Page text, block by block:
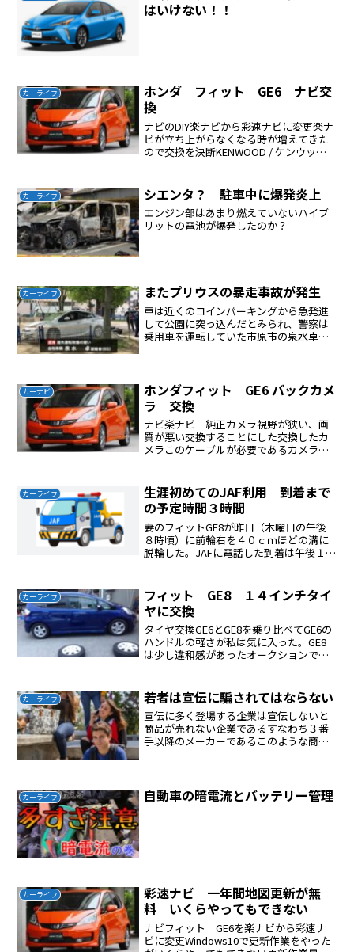
はいけない！！
カーライフ
ホンダ フィット GE6 ナビ交
換
ナビのDIY楽ナビから彩速ナビに変更楽ナ
ビが立ち上がらなくなる時が増えてきた
ので交換を決断KENWOOD / ケンウッド
リモコンの配線純正ステアリングリモコ...
カーライフ シエンタ？ 駐車中に爆発炎上
エンジン部はあまり燃えていないハイブ
リットの電池が爆発したのか？
カーライフ またプリウスの暴走事故が発生
車は近くのコインパーキングから急発進
して公園に突っ込んだとみられ、警察は
乗用車を運転していた市原市の泉水卓容
お金を支払うために車の...
カーナビ
ホンダフィット GE6 バックカメ
ラ 交換
ナビ楽ナビ 純正カメラ視野が狭い、画
質が悪い交換することにした交換したカ
メラこのケーブルが必要であるカメラは
が入りモニターに映る。ケーブルはライ
センスライトの穴のコーナ...
カーライフ
生涯初めてのJAF利用 到着まで
の予定時間３時間
妻のフィットGE8が昨日（木曜日の午後
８時頃）に前輪右を４０ｃｍほどの溝に
脱輪した。JAFに電話した到着は午後１１
に差し込んだ。男性２人で前を持ち上げ
ながら妻が運転操作...
カーライフ
フィット GE8 １４インチタイ
ヤに交換
タイヤ交換GE6とGE8を乗り比べてGE6の
ハンドルの軽さが私は気に入った。GE8
は少し違和感があったオークションで購
ョイスした。１４インチをチョイスした
理由は扁平率を...
カーライフ 若者は宣伝に騙されてはならない
宣伝に多く登場する企業は宣伝しないと
商品が売れない企業であるすなわち３番
手以降のメーカーであるこのような商品
を選べばほぼ間違いはない...
カーライフ 自動車の暗電流とバッテリー管理
カーライフ
彩速ナビ 一年間地図更新が無
料 いくらやってもできない
ナビフィット GE6を楽ナビから彩速ナ
ビに変更Windows10で更新作業をやった